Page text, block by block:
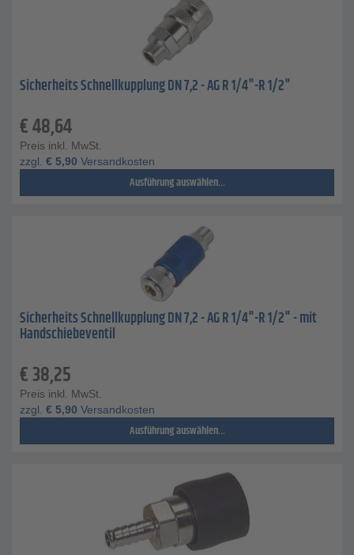
Sicherheits Schnellkupplung DN 7,2 - AG R 1/4"-R 1/2"
€48,64
Preis inkl. MwSt.
zzgl. € 5,90 Versandkosten
Ausführung auswählen...
Sicherheits Schnellkupplung DN 7,2 - AG R 1/4"-R 1/2" - mit
Handschiebeventil
€38,25
Preis inkl. MwSt.
zzgl. € 5,90 Versandkosten
Ausführung auswählen...